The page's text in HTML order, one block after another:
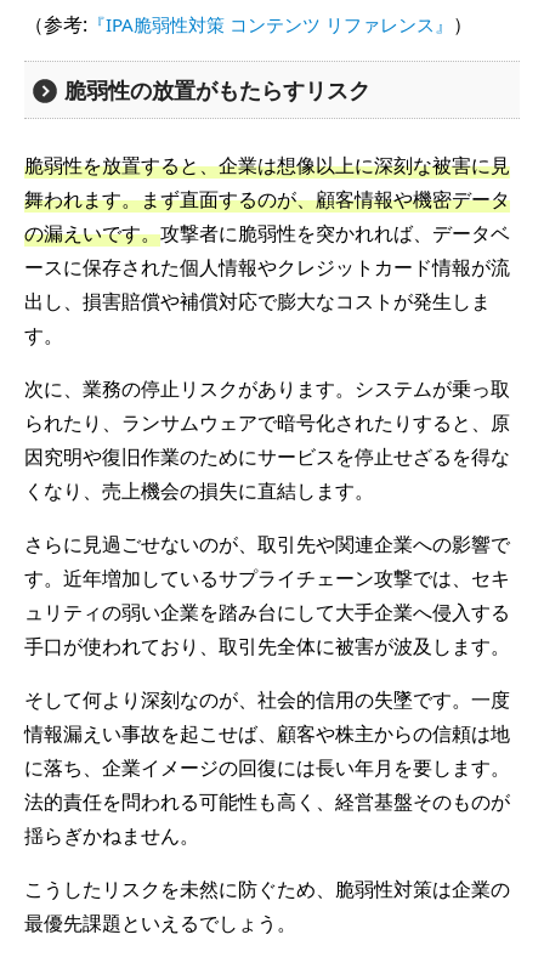
（参考: 『IPA脆弱性対策 コンテンツ リファレンス』 ）
脆弱性の放置がもたらすリスク
脆弱性を放置すると、企業は想像以上に深刻な被害に見
舞われます。まず直面するのが、顧客情報や機密データ
の漏えいです。攻撃者に脆弱性を突かれれば、データベ
ースに保存された個人情報やクレジットカード情報が流
出し、損害賠償や補償対応で膨大なコストが発生しま
す。
次に、業務の停止リスクがあります。システムが乗っ取
られたり、ランサムウェアで暗号化されたりすると、原
因究明や復旧作業のためにサービスを停止せざるを得な
くなり、売上機会の損失に直結します。
さらに見過ごせないのが、取引先や関連企業への影響で
す。近年増加しているサプライチェーン攻撃では、セキ
ュリティの弱い企業を踏み台にして大手企業へ侵入する
手口が使われており、取引先全体に被害が波及します。
そして何より深刻なのが、社会的信用の失墜です。一度
情報漏えい事故を起こせば、顧客や株主からの信頼は地
に落ち、企業イメージの回復には長い年月を要します。
法的責任を問われる可能性も高く、経営基盤そのものが
揺らぎかねません。
こうしたリスクを未然に防ぐため、脆弱性対策は企業の
最優先課題といえるでしょう。